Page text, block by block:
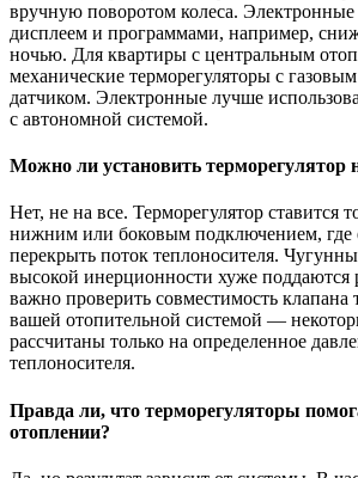
вручную поворотом колеса.
дисплеем и программами, например,
ночью. Для квартиры с центральным
механические терморегуляторы с
датчиком. Электронные лучше
с автономной системой.
Можно ли установить терморегулятор
Нет, не на все. Терморегулятор ставится
нижним или боковым подключением, где
перекрыть поток теплоносителя.
высокой инерционности хуже поддаются
важно проверить совместимость клапана
вашей отопительной системой —
рассчитаны только на определенное
теплоносителя.
Правда ли, что терморегуляторы
отоплении?